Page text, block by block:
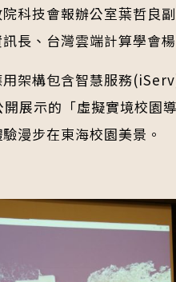
科技會報辦公室葉哲
長、台灣雲端計算學會
用架構包含智慧服務
展示的「虛擬實境校
漫步在東海校園美景。